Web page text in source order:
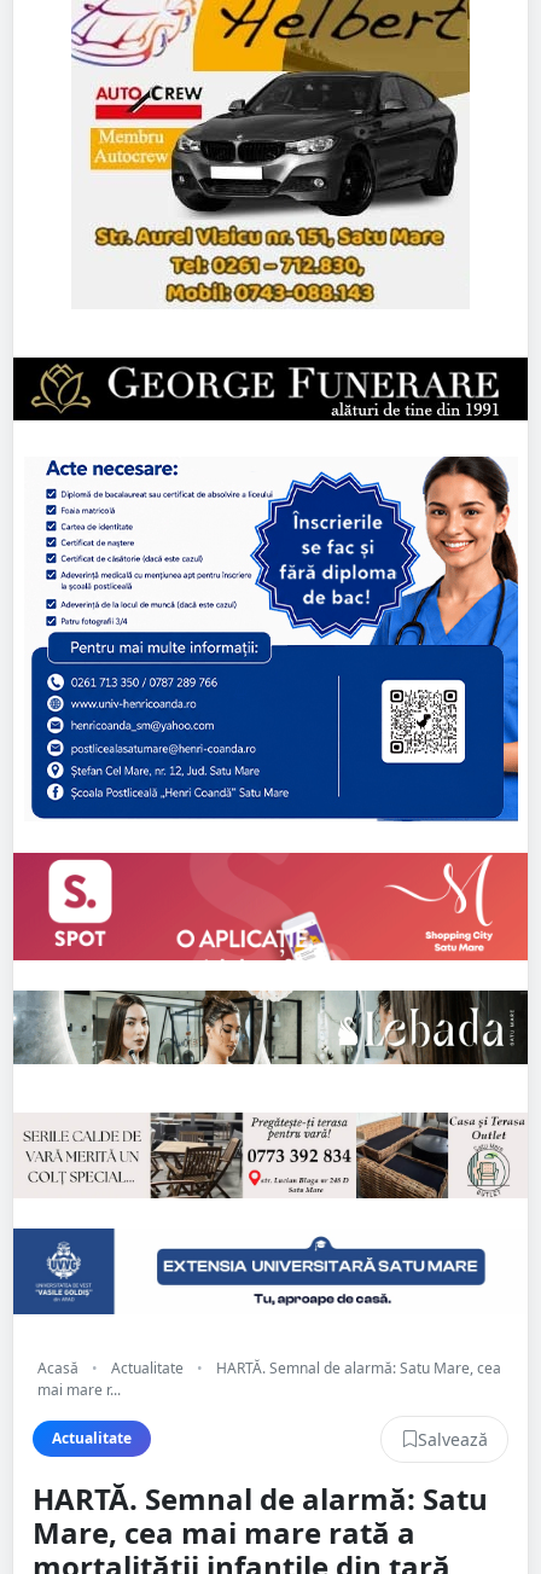
Acasă • Actualitate •
HARTĂ. Semnal de alarmă: Satu Mare, cea
mai mare r...
Actualitate Salvează
HARTĂ. Semnal de alarmă: Satu
Mare, cea mai mare rată a
mortalității infantile din țară